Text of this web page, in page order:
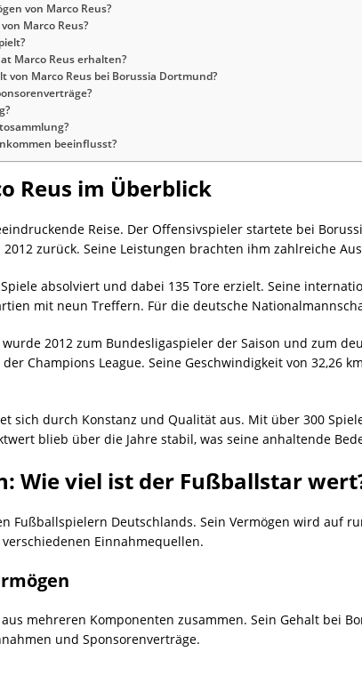
von Marco Reus?
Marco Reus?
Marco Reus erhalten?
von Marco Reus bei Borussia Dortmund?
beeinflusst?
Reus im Überblick
Reise. Der Offensivspieler startete bei
zurück. Seine Leistungen brachten ihm zahlreiche
absolviert und dabei 135 Tore erzielt. Seine
mit neun Treffern. Für die deutsche
2012 zum Bundesligaspieler der Saison und zum
Champions League. Seine Geschwindigkeit von 32,26
sich durch Konstanz und Qualität aus. Mit über 300
blieb über die Jahre stabil, was seine anhaltende
Wie viel ist der Fußballstar
Fußballspielern Deutschlands. Sein Vermögen wird auf
Einnahmequellen.
mehreren Komponenten zusammen. Sein Gehalt bei
und Sponsorenverträge.